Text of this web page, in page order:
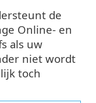
de
Online- en
als uw
niet wordt
toch